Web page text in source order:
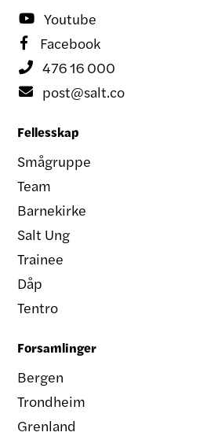
 Youtube
 Facebook
 476 16 000
 post@salt.co
Fellesskap
Smågruppe
Team
Barnekirke
Salt Ung
Trainee
Dåp
Tentro
Forsamlinger
Bergen
Trondheim
Grenland